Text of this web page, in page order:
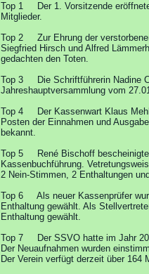
Top 1 Der 1. Vorsitzende
Mitglieder.
Top 2 Zur Ehrung der
Siegfried Hirsch und Alfred
gedachten den Toten.
Top 3 Die Schriftführerin Nadine
Jahreshauptversammlung vom
Top 4 Der Kassenwart Klaus
Posten der Einnahmen und
bekannt.
Top 5 René Bischoff bescheinigte
Kassenbuchführung.
2 Nein-Stimmen, 2 Enthaltungen
Top 6 Als neuer Kassenprüfer
Enthaltung gewählt. Als
Enthaltung gewählt.
Top 7 Der SSVO hatte im Jahr
Der Neuaufnahmen wurden
Der Verein verfügt derzeit über 164